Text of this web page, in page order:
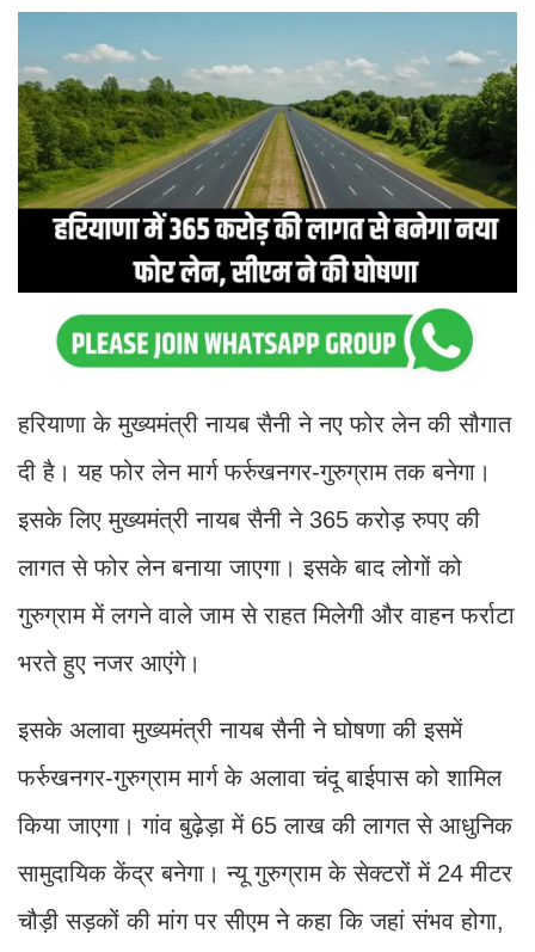
हरियाणा के मुख्यमंत्री नायब सैनी ने नए फोर लेन की सौगात
दी है। यह फोर लेन मार्ग फर्रुखनगर-गुरुग्राम तक बनेगा।
इसके लिए मुख्यमंत्री नायब सैनी ने 365 करोड़ रुपए की
लागत से फोर लेन बनाया जाएगा। इसके बाद लोगों को
गुरुग्राम में लगने वाले जाम से राहत मिलेगी और वाहन फर्राटा
भरते हुए नजर आएंगे।
इसके अलावा मुख्यमंत्री नायब सैनी ने घोषणा की इसमें
फर्रुखनगर-गुरुग्राम मार्ग के अलावा चंदू बाईपास को शामिल
किया जाएगा। गांव बुढ़ेड़ा में 65 लाख की लागत से आधुनिक
सामुदायिक केंद्र बनेगा। न्यू गुरुग्राम के सेक्टरों में 24 मीटर
चौड़ी सड़कों की मांग पर सीएम ने कहा कि जहां संभव होगा,